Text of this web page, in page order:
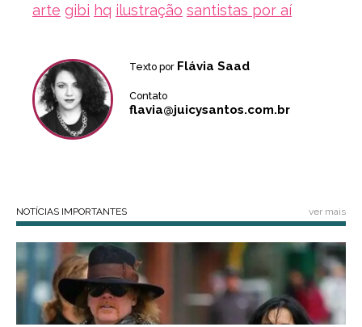
arte gibi hq ilustração santistas por aí
Texto por Flávia Saad
Contato
flavia@juicysantos.com.br
NOTÍCIAS IMPORTANTES ver mais